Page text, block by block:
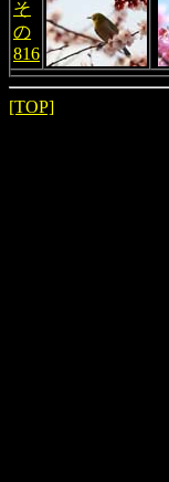
そ
の
816
[TOP]